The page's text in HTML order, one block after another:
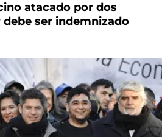
atacado por dos
ser indemnizado